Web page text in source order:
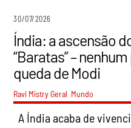
30/07/2026
Índia: a ascensão
“Baratas” –
queda de Modi
Ravi Mistry Geral Mundo
A Índia acaba de